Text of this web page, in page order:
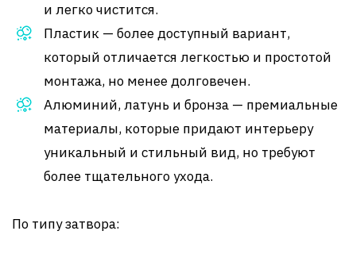
и легко чистится.
Пластик — более доступный вариант,
который отличается легкостью и простотой
монтажа, но менее долговечен.
Алюминий, латунь и бронза — премиальные
материалы, которые придают интерьеру
уникальный и стильный вид, но требуют
более тщательного ухода.
По типу затвора: